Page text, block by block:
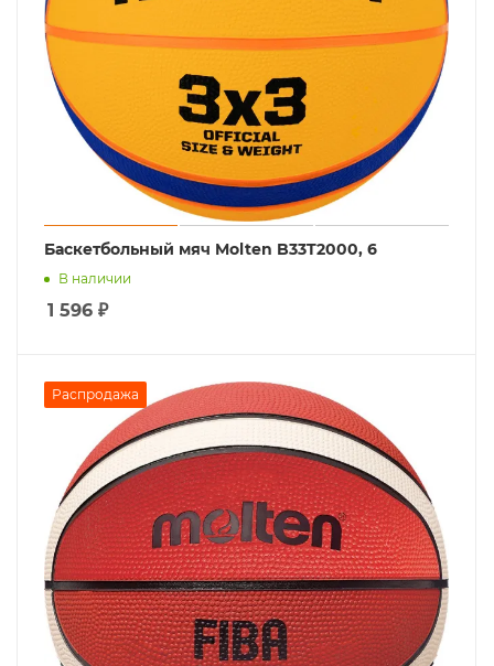
Баскетбольный мяч Molten B33T2000, 6
В наличии
1 596 ₽
Распродажа